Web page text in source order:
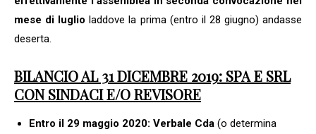
mese di luglioladdove la prima (entro il 28 giugno) andasse
deserta.
BILANCIO AL 31 DICEMBRE 2019: SPA E SRL
CON SINDACI E/O REVISORE
Entro il 29 maggio 2020: Verbale Cda (o determina